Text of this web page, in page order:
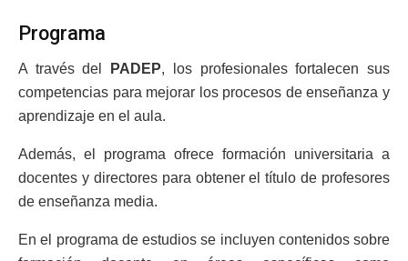
Programa
A través del PADEP, los profesionales fortalecen sus
competencias para mejorar los procesos de enseñanza y
aprendizaje en el aula.
Además, el programa ofrece formación universitaria a
docentes y directores para obtener el título de profesores
de enseñanza media.
En el programa de estudios se incluyen contenidos sobre